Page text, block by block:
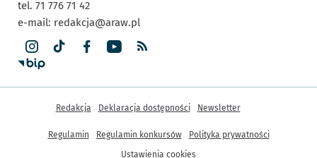
tel. 71 776 71 42
e-mail: redakcja@araw.pl
Inne informacje
Redakcja Deklaracja dostępności Newsletter
Regulamin Regulamin konkursów
Polityka prywatności
Ustawienia cookies